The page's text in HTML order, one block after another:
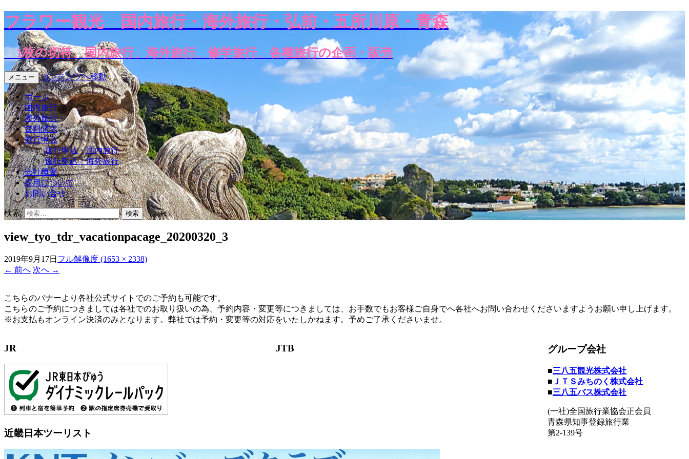
フラワー観光 国内旅行・海外旅行・弘前・五所川原・青森
1枚の切符、国内旅行、海外旅行、修学旅行、各種旅行の企画・販売
メニュー コンテンツへ移動
ホーム
国内旅行
海外旅行
資料請求
旅行申込
旅行申込・国内旅行
旅行申込・海外旅行
会社概要
採用について
お問い合せ
検索:
view_tyo_tdr_vacationpacage_20200320_3
2019年9月17日 フル解像度 (1653 × 2338)
← 前へ 次へ →
こちらのバナーより各社公式サイトでのご予約も可能です。
こちらのご予約につきましては各社でのお取り扱いの為、予約内容・変更等につきましては、お手数でもお客様ご自身でへ各社へお問い合わせくださいますようお願い申し上げます。
※お支払もオンライン決済のみとなります。弊社では予約・変更等の対応をいたしかねます。予めご了承くださいませ。
JR JTB
近畿日本ツーリスト
グループ会社
■三八五観光株式会社
■ ＪＴＳみちのく株式会社
■三八五バス株式会社
(一社)全国旅行業協会正会員
青森県知事登録旅行業
第2-139号